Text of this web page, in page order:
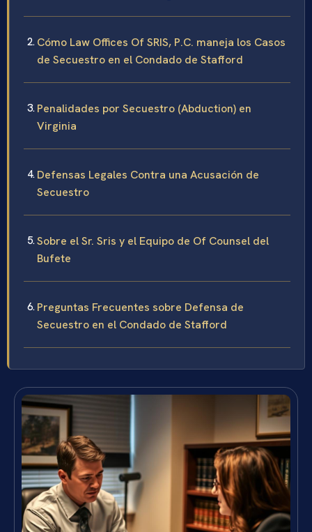
Cómo Law Offices Of SRIS, P.C. maneja los Casos
de Secuestro en el Condado de Stafford
Penalidades por Secuestro (Abduction) en
Virginia
Defensas Legales Contra una Acusación de
Secuestro
Sobre el Sr. Sris y el Equipo de Of Counsel del
Bufete
Preguntas Frecuentes sobre Defensa de
Secuestro en el Condado de Stafford